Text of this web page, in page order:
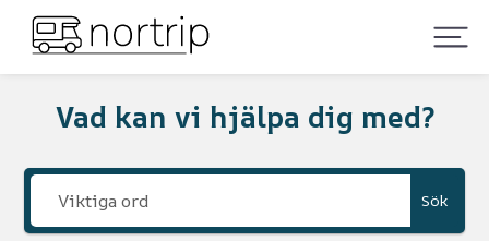
Vad kan vi hjälpa dig med?
Sök